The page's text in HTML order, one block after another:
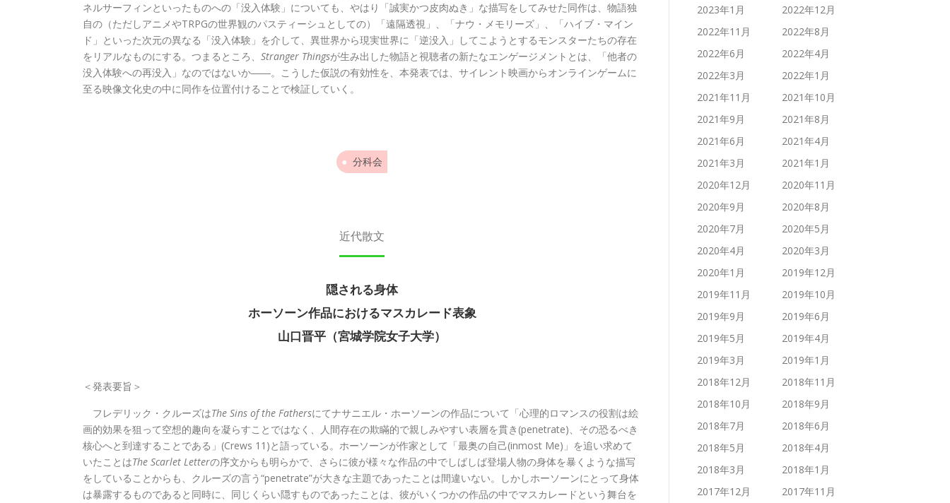
ネルサーフィンといったものへの「没入体験」についても、やはり「誠実かつ皮肉ぬき」な描写をしてみせた同作は、物語独
自の（ただしアニメやTRPGの世界観のパスティーシュとしての）「遠隔透視」、「ナウ・メモリーズ」、「ハイブ・マイン
ド」といった次元の異なる「没入体験」を介して、異世界から現実世界に「逆没入」してこようとするモンスターたちの存在
をリアルなものにする。つまるところ、 Stranger Thingsが生み出した物語と視聴者の新たなエンゲージメントとは、「他者の
没入体験への再没入」なのではないか――。こうした仮説の有効性を、本発表では、サイレント映画からオンラインゲームに
至る映像文化史の中に同作を位置付けることで検証していく。
分科会
近代散文
隠される身体
ホーソーン作品におけるマスカレード表象
山口晋平（宮城学院女子大学）
＜発表要旨＞
フレデリック・クルーズはThe Sins of the Fathersにてナサニエル・ホーソーンの作品について「心理的ロマンスの役割は絵
画的効果を狙って空想的趣向を凝らすことではなく、人間存在の欺瞞的で親しみやすい表層を貫き(penetrate)、その恐るべき
核心へと到達することである」(Crews 11)と語っている。ホーソーンが作家として「最奥の自己(inmost Me)」を追い求めて
いたことはThe Scarlet Letterの序文からも明らかで、さらに彼が様々な作品の中でしばしば登場人物の身体を暴くような描写
をしていることからも、クルーズの言う“penetrate”が大きな主題であったことは間違いない。しかしホーソーンにとって身体
は暴露するものであると同時に、同じくらい隠すものであったことは、彼がいくつかの作品の中でマスカレードという舞台を
2023年1月
2022年12月
2022年11月
2022年8月
2022年6月
2022年4月
2022年3月
2022年1月
2021年11月
2021年10月
2021年9月
2021年8月
2021年6月
2021年4月
2021年3月
2021年1月
2020年12月
2020年11月
2020年9月
2020年8月
2020年7月
2020年5月
2020年4月
2020年3月
2020年1月
2019年12月
2019年11月
2019年10月
2019年9月
2019年6月
2019年5月
2019年4月
2019年3月
2019年1月
2018年12月
2018年11月
2018年10月
2018年9月
2018年7月
2018年6月
2018年5月
2018年4月
2018年3月
2018年1月
2017年12月
2017年11月